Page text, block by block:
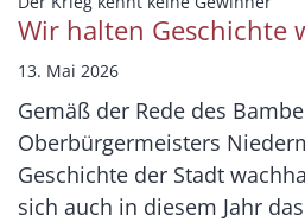
Wir halten Geschichte
13. Mai 2026
Gemäß der Rede des
Oberbürgermeisters
Geschichte der Stadt
sich auch in diesem Jahr